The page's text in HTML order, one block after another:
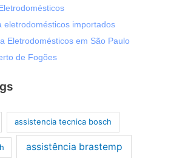
eletrodomésticos importados
Eletrodomésticos em São Paulo
de Fogões
assistencia tecnica bosch
assistência brastemp